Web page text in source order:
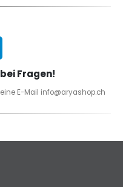
Fragen!
E-Mail info@aryashop.ch